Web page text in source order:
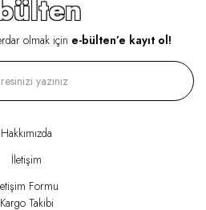
olmak için e-bülten’e kayıt ol!
Hakkımızda
İletişim
Formu
Kargo Takibi